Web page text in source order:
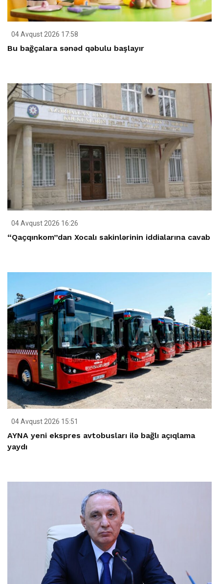
04 Avqust 2026 17:58
Bu bağçalara sənəd qəbulu başlayır
04 Avqust 2026 16:26
“Qaçqınkom”dan Xocalı sakinlərinin iddialarına cavab
04 Avqust 2026 15:51
AYNA yeni ekspres avtobusları ilə bağlı açıqlama
yaydı